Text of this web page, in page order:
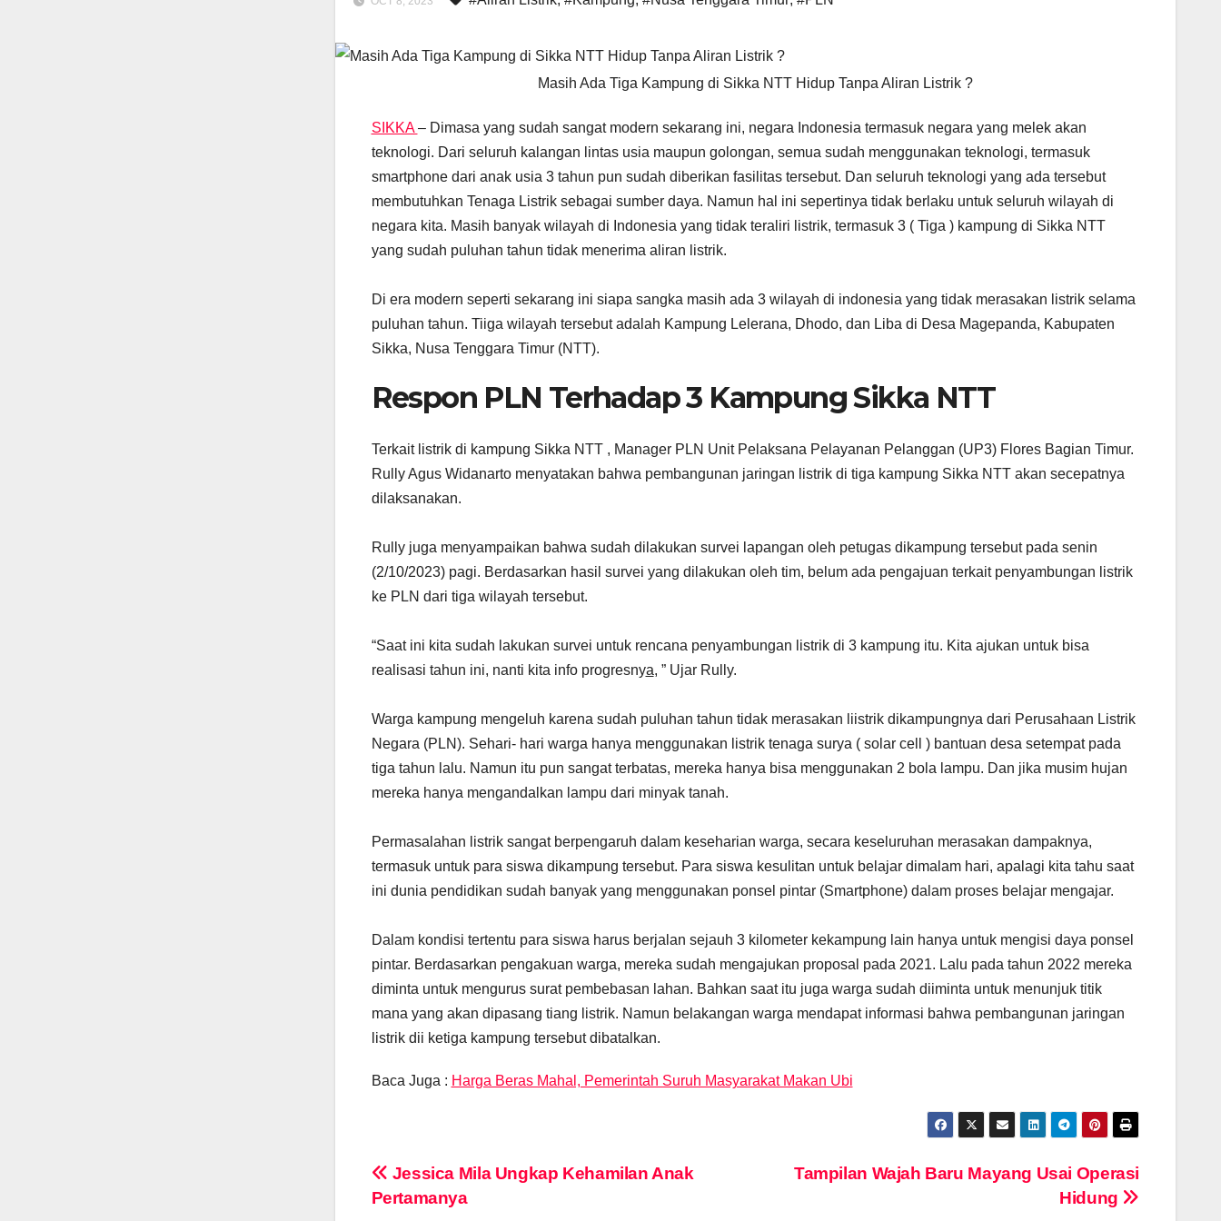
Masih Ada Tiga Kampung di Sikka NTT Hidup Tanpa Aliran Listrik ?
SIKKA– Dimasa yang sudah sangat modern sekarang ini, negara Indonesia termasuk negara yang melek akan
teknologi. Dari seluruh kalangan lintas usia maupun golongan, semua sudah menggunakan teknologi, termasuk
smartphone dari anak usia 3 tahun pun sudah diberikan fasilitas tersebut. Dan seluruh teknologi yang ada tersebut
membutuhkan Tenaga Listrik sebagai sumber daya. Namun hal ini sepertinya tidak berlaku untuk seluruh wilayah di
negara kita. Masih banyak wilayah di Indonesia yang tidak teraliri listrik, termasuk 3 ( Tiga ) kampung di Sikka NTT
yang sudah puluhan tahun tidak menerima aliran listrik.
Di era modern seperti sekarang ini siapa sangka masih ada 3 wilayah di indonesia yang tidak merasakan listrik selama
puluhan tahun. Tiiga wilayah tersebut adalah Kampung Lelerana, Dhodo, dan Liba di Desa Magepanda, Kabupaten
Sikka, Nusa Tenggara Timur (NTT).
Respon PLN Terhadap 3 Kampung Sikka NTT
Terkait listrik di kampung Sikka NTT , Manager PLN Unit Pelaksana Pelayanan Pelanggan (UP3) Flores Bagian Timur.
Rully Agus Widanarto menyatakan bahwa pembangunan jaringan listrik di tiga kampung Sikka NTT akan secepatnya
dilaksanakan.
Rully juga menyampaikan bahwa sudah dilakukan survei lapangan oleh petugas dikampung tersebut pada senin
(2/10/2023) pagi. Berdasarkan hasil survei yang dilakukan oleh tim, belum ada pengajuan terkait penyambungan listrik
ke PLN dari tiga wilayah tersebut.
“Saat ini kita sudah lakukan survei untuk rencana penyambungan listrik di 3 kampung itu. Kita ajukan untuk bisa
realisasi tahun ini, nanti kita info progresnya, ” Ujar Rully.
Warga kampung mengeluh karena sudah puluhan tahun tidak merasakan liistrik dikampungnya dari Perusahaan Listrik
Negara (PLN). Sehari- hari warga hanya menggunakan listrik tenaga surya ( solar cell ) bantuan desa setempat pada
tiga tahun lalu. Namun itu pun sangat terbatas, mereka hanya bisa menggunakan 2 bola lampu. Dan jika musim hujan
mereka hanya mengandalkan lampu dari minyak tanah.
Permasalahan listrik sangat berpengaruh dalam keseharian warga, secara keseluruhan merasakan dampaknya,
termasuk untuk para siswa dikampung tersebut. Para siswa kesulitan untuk belajar dimalam hari, apalagi kita tahu saat
ini dunia pendidikan sudah banyak yang menggunakan ponsel pintar (Smartphone) dalam proses belajar mengajar.
Dalam kondisi tertentu para siswa harus berjalan sejauh 3 kilometer kekampung lain hanya untuk mengisi daya ponsel
pintar. Berdasarkan pengakuan warga, mereka sudah mengajukan proposal pada 2021. Lalu pada tahun 2022 mereka
diminta untuk mengurus surat pembebasan lahan. Bahkan saat itu juga warga sudah diiminta untuk menunjuk titik
mana yang akan dipasang tiang listrik. Namun belakangan warga mendapat informasi bahwa pembangunan jaringan
listrik dii ketiga kampung tersebut dibatalkan.
Baca Juga : Harga Beras Mahal, Pemerintah Suruh Masyarakat Makan Ubi
Post
Tampilan Wajah Baru Mayang Usai Operasi
Hidung
Jessica Mila Ungkap Kehamilan Anak
Pertamanya